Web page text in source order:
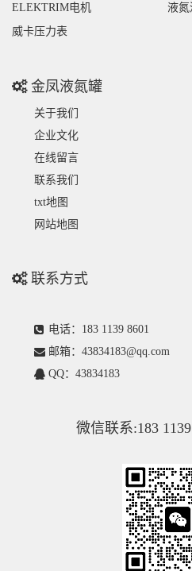
ELEKTRIM电机
液氮
威卡压力表
金凤液氮罐
关于我们
企业文化
在线留言
联系我们
txt地图
网站地图
联系方式
电话：183 1139 8601
邮箱：43834183@qq.com
QQ：43834183
微信联系:183